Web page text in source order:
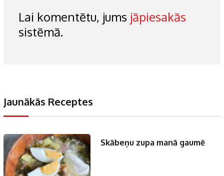
Lai komentētu, jums jāpiesakās
sistēmā.
Jaunākās Receptes
Skābeņu zupa manā gaumē